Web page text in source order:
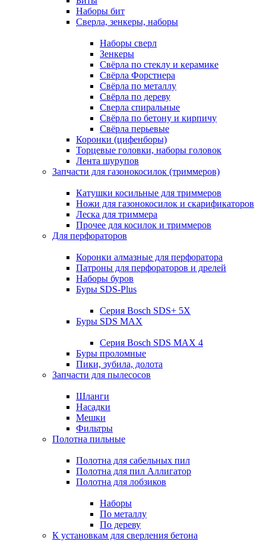
Наборы бит
Сверла, зенкеры, наборы
Наборы сверл
Зенкеры
Свёрла по стеклу и керамике
Свёрла Форстнера
Свёрла по металлу
Свёрла по дереву
Сверла спиральные
Свёрла по бетону и кирпичу
Свёрла перьевые
Коронки (цифенборы)
Торцевые головки, наборы головок
Лента шурупов
Запчасти для газонокосилок (триммеров)
Катушки косильные для триммеров
Ножи для газонокосилок и скарификаторов
Леска для триммера
Прочее для косилок и триммеров
Для перфораторов
Коронки алмазные для перфоратора
Патроны для перфораторов и дрелей
Наборы буров
Буры SDS-Plus
Серия Bosch SDS+ 5X
Буры SDS MAX
Серия Bosch SDS MAX 4
Буры проломные
Пики, зубила, долота
Запчасти для пылесосов
Шланги
Насадки
Мешки
Фильтры
Полотна пильные
Полотна для сабельных пил
Полотна для пил Аллигатор
Полотна для лобзиков
Наборы
По металлу
По дереву
К установкам для сверления бетона